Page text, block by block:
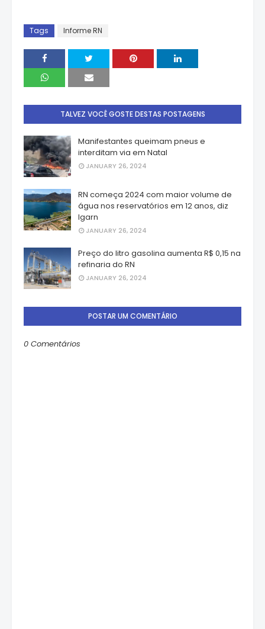
Tags Informe RN
TALVEZ VOCÊ GOSTE DESTAS POSTAGENS
Manifestantes queimam pneus e
interditam via em Natal
JANUARY 26, 2024
RN começa 2024 com maior volume de
água nos reservatórios em 12 anos, diz
Igarn
JANUARY 26, 2024
Preço do litro gasolina aumenta R$ 0,15 na
refinaria do RN
JANUARY 26, 2024
POSTAR UM COMENTÁRIO
0 Comentários